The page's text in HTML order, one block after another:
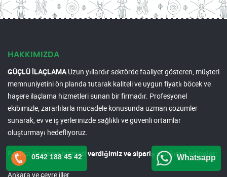
HAKKIMIZDA
GÜÇLÜ İLAÇLAMAUzun yıllardır sektörde faaliyet gösteren, müşteri
memnuniyetini ön planda tutarak kaliteli ve uygun fiyatlı böcek ve
haşere ilaçlama hizmetleri sunan bir firmadır. Profesyonel
ekibimizle, zararlılarla mücadele konusunda uzman çözümler
sunarak, ev ve iş yerlerinizde sağlıklı ve güvenli ortamlar
oluşturmayı hedefliyoruz.
Başlıcailaçlama hizmeti verdiğimiz ve sipariş aldığımız bölgeler:
Ankara ve çevre iller.
0542 188 45 42 Whatsapp